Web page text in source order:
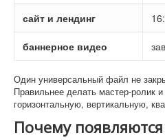
сайт и лендинг
баннерное видео
Один универсальный файл не
Правильнее делать мастер-ролик
горизонтальную, вертикальную,
Почему